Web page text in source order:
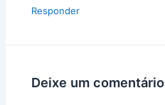
Responder
Deixe um comentário